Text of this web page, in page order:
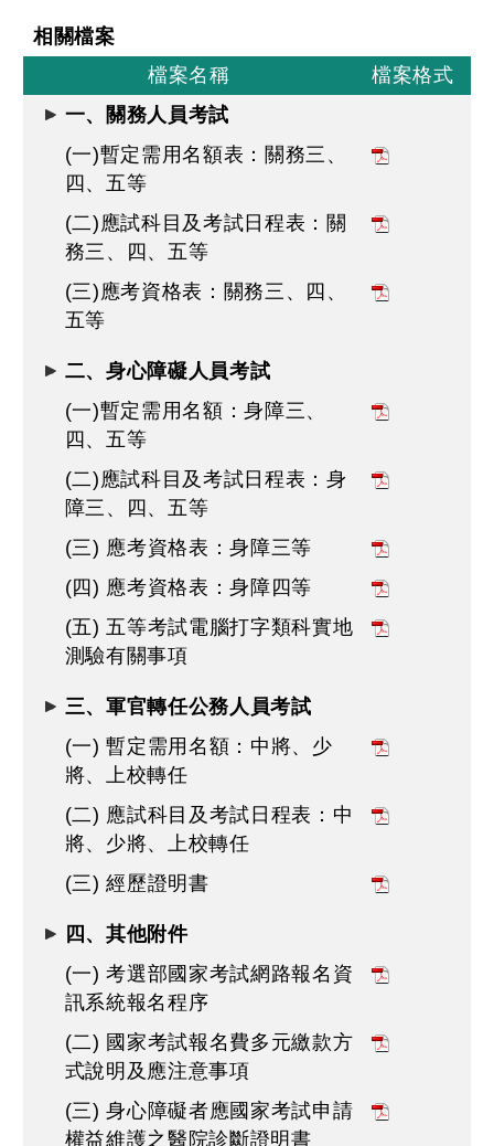
相關檔案
檔案名稱
檔案格式
一、關務人員考試
(一)暫定需用名額表：關務三、
四、五等
(二)應試科目及考試日程表：關
務三、四、五等
(三)應考資格表：關務三、四、
五等
二、身心障礙人員考試
(一)暫定需用名額：身障三、
四、五等
(二)應試科目及考試日程表：身
障三、四、五等
(三) 應考資格表：身障三等
(四) 應考資格表：身障四等
(五) 五等考試電腦打字類科實地
測驗有關事項
三、軍官轉任公務人員考試
(一) 暫定需用名額：中將、少
將、上校轉任
(二) 應試科目及考試日程表：中
將、少將、上校轉任
(三) 經歷證明書
四、其他附件
(一) 考選部國家考試網路報名資
訊系統報名程序
(二) 國家考試報名費多元繳款方
式說明及應注意事項
(三) 身心障礙者應國家考試申請
權益維護之醫院診斷證明書